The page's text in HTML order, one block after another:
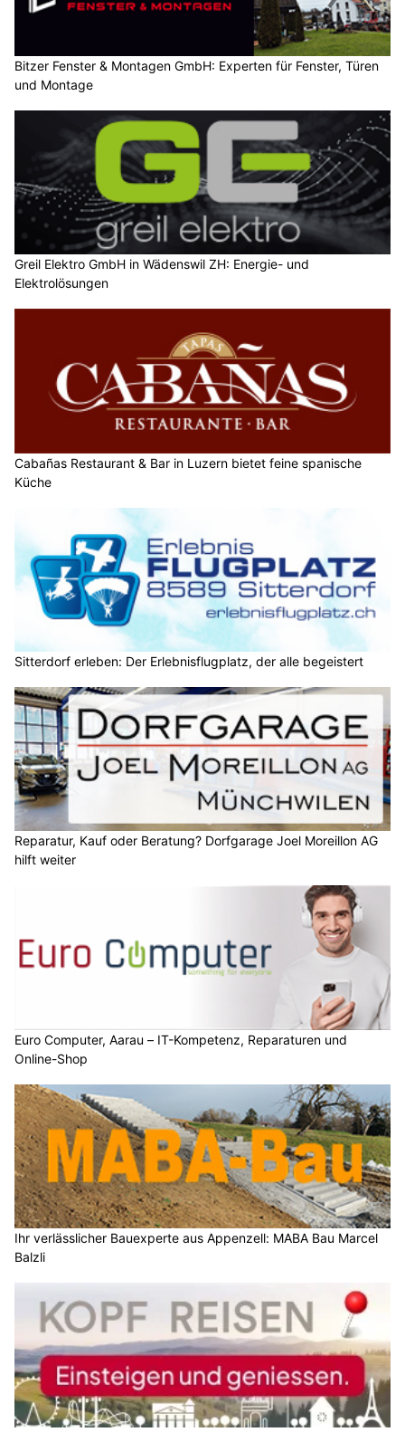
Bitzer Fenster & Montagen GmbH: Experten für Fenster, Türen
und Montage
Greil Elektro GmbH in Wädenswil ZH: Energie- und
Elektrolösungen
Cabañas Restaurant & Bar in Luzern bietet feine spanische
Küche
Sitterdorf erleben: Der Erlebnisflugplatz, der alle begeistert
Reparatur, Kauf oder Beratung? Dorfgarage Joel Moreillon AG
hilft weiter
Euro Computer, Aarau – IT-Kompetenz, Reparaturen und
Online-Shop
Ihr verlässlicher Bauexperte aus Appenzell: MABA Bau Marcel
Balzli